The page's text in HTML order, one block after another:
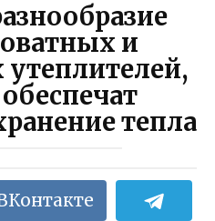
и
утеплителей,
тепла